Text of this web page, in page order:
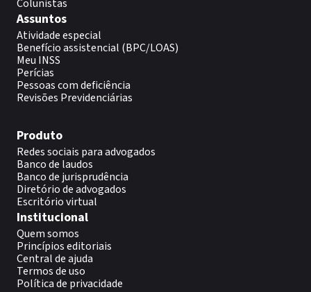
Colunistas
Assuntos
Atividade especial
Benefício assistencial (BPC/LOAS)
Meu INSS
Perícias
Pessoas com deficiência
Revisões Previdenciárias
Produto
Redes sociais para advogados
Banco de laudos
Banco de jurisprudência
Diretório de advogados
Escritório virtual
Institucional
Quem somos
Princípios editoriais
Central de ajuda
Termos de uso
Política de privacidade